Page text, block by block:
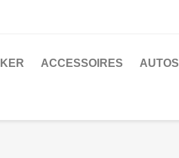
ACCESSOIRES AUTOS